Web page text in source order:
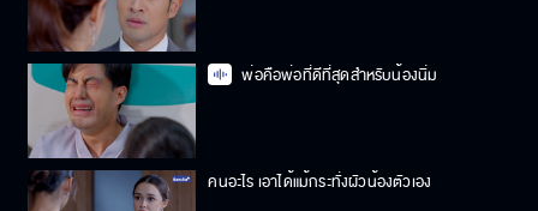
พ่อคือพ่อที่ดีที่สุดสำหรับน้องนิ่ม
คนอะไร เอาได้แม้กระทั่งผัวน้องตัวเอง